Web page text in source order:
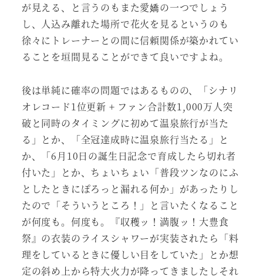
が見える、と言うのもまた愛嬌の一つでしょう
し、人込み離れた場所で花火を見るというのも
徐々にトレーナーとの間に信頼関係が築かれてい
ることを垣間見ることができて良いですよね。
後は単純に確率の問題ではあるものの、「シナリ
オレコード1位更新 + ファン合計数1,000万人突
破と同時のタイミングに初めて温泉旅行が当た
る」とか、「全冠達成時に温泉旅行当たる」と
か、「6月10日の誕生日記念で育成したら切れ者
付いた」とか、ちょいちょい「普段ツンなのにふ
としたときにぽろっと漏れる何か」があったりし
たので「そういうところ！」と言いたくなること
が何度も。何度も。『収穫ッ！満腹ッ！大豊食
祭』の衣装のライスシャワーが実装されたら「料
理をしているときに優しい目をしていた」とか想
定の斜め上から特大火力が降ってきましたしそれ